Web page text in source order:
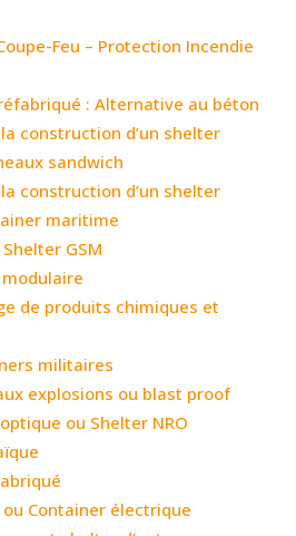
Feu – Protection Incendie
: Alternative au béton
construction d’un shelter
sandwich
construction d’un shelter
maritime
GSM
de produits chimiques et
militaires
explosions ou blast proof
ou Shelter NRO
Container électrique